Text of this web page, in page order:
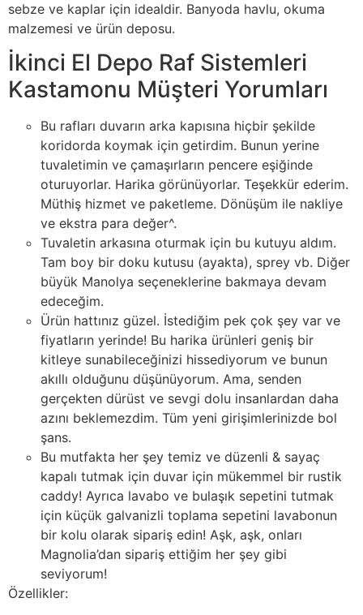
sebze ve kaplar için idealdir. Banyoda havlu, okuma
malzemesi ve ürün deposu.
İkinci El Depo Raf Sistemleri
Kastamonu Müşteri Yorumları
Bu rafları duvarın arka kapısına hiçbir şekilde
koridorda koymak için getirdim. Bunun yerine
tuvaletimin ve çamaşırların pencere eşiğinde
oturuyorlar. Harika görünüyorlar. Teşekkür ederim.
Müthiş hizmet ve paketleme. Dönüşüm ile nakliye
ve ekstra para değer^.
Tuvaletin arkasına oturmak için bu kutuyu aldım.
Tam boy bir doku kutusu (ayakta), sprey vb. Diğer
büyük Manolya seçeneklerine bakmaya devam
edeceğim.
Ürün hattınız güzel. İstediğim pek çok şey var ve
fiyatların yerinde! Bu harika ürünleri geniş bir
kitleye sunabileceğinizi hissediyorum ve bunun
akıllı olduğunu düşünüyorum. Ama, senden
gerçekten dürüst ve sevgi dolu insanlardan daha
azını beklemezdim. Tüm yeni girişimlerinizde bol
şans.
Bu mutfakta her şey temiz ve düzenli & sayaç
kapalı tutmak için duvar için mükemmel bir rustik
caddy! Ayrıca lavabo ve bulaşık sepetini tutmak
için küçük galvanizli toplama sepetini lavabonun
bir kolu olarak sipariş edin! Aşk, aşk, onları
Magnolia’dan sipariş ettiğim her şey gibi
seviyorum!
Özellikler: